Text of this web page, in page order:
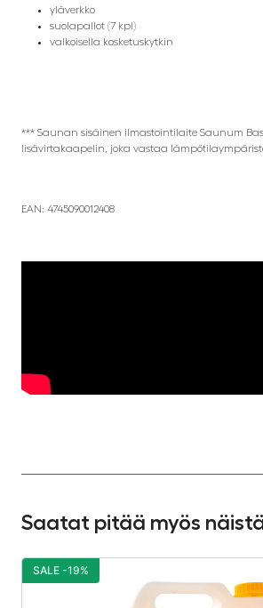
yläverkko
suolapallot (7 kpl)
valkoisella kosketuskytkin
*** Saunan sisäinen ilmastointilaite Saunum
lisävirtakaapelin, joka vastaa
EAN: 4745090012408
Saatat pitää myös
SALE -19%